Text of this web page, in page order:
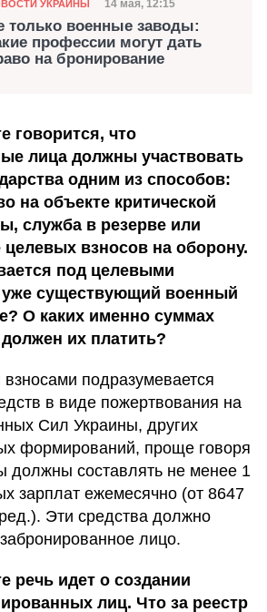
УКРАИНЫ Дата публикации
14 мая, 12:15
только военные заводы:
профессии могут дать
на бронирование
говорится, что
лица должны участвовать
одним из способов:
на объекте критической
служба в резерве или
взносов на оборону.
под целевыми
уже существующий военный
О каких именно суммах
их платить?
подразумевается
в виде пожертвования на
Сил Украины, других
формирований, проще говоря
составлять не менее 1
зарплат ежемесячно (от 8647
Эти средства должно
лицо.
речь идет о создании
лиц. Что за реестр